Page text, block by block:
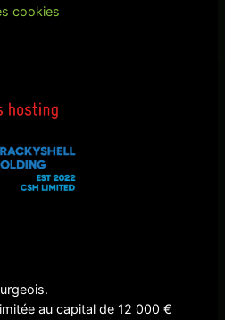
cookies
au capital de 12 000 €